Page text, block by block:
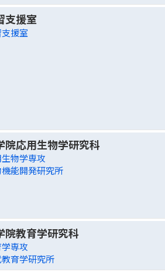
支援室
援室
院応用生物学研究科
物学専攻
能開発研究所
院教育学研究科
専攻
育学研究所